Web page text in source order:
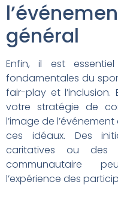
général
Enfin, il est
fondamentales du
fair-play et
votre stratégie de
l’image de
ces idéaux. Des
caritatives ou des
communautaire
l’expérience des